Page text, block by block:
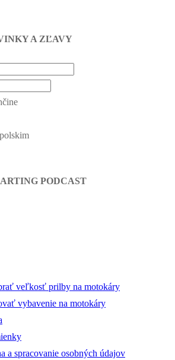
A ZĽAVY
PODCAST
veľkosť prilby na motokáry
vybavenie na motokáry
a spracovanie osobných údajov